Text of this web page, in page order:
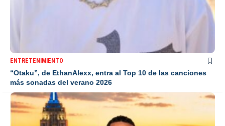
ENTRETENIMIENTO
“Otaku”, de EthanAlexx, entra al Top 10 de las canciones
más sonadas del verano 2026